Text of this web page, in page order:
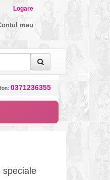
Logare
meu
0371236355
speciale